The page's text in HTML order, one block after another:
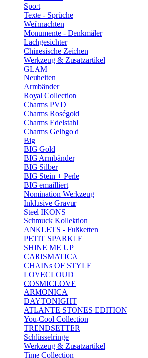
Sport
Texte - Sprüche
Weihnachten
Monumente - Denkmäler
Lachgesichter
Chinesische Zeichen
Werkzeug & Zusatzartikel
GLAM
Neuheiten
Armbänder
Royal Collection
Charms PVD
Charms Roségold
Charms Edelstahl
Charms Gelbgold
Big
BIG Gold
BIG Armbänder
BIG Silber
BIG Stein + Perle
BIG emailliert
Nomination Werkzeug
Inklusive Gravur
Steel IKONS
Schmuck Kollektion
ANKLETS - Fußketten
PETIT SPARKLE
SHINE ME UP
CARISMATICA
CHAINs OF STYLE
LOVECLOUD
COSMICLOVE
ARMONICA
DAYTONIGHT
ATLANTE STONES EDITION
You-Cool Collection
TRENDSETTER
Schlüsselringe
Werkzeug & Zusatzartikel
Time Collection